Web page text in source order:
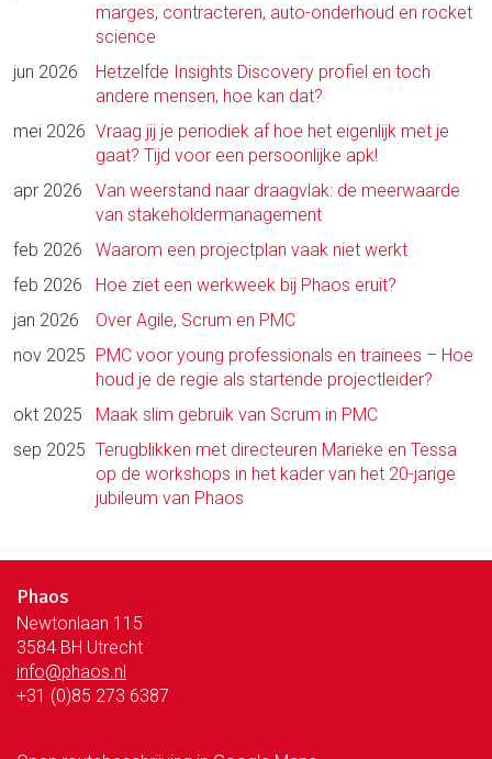
marges, contracteren, auto-onderhoud en rocket
science
jun 2026
Hetzelfde Insights Discovery profiel en toch
andere mensen, hoe kan dat?
mei 2026 Vraag jij je periodiek af hoe het eigenlijk met je
gaat? Tijd voor een persoonlijke apk!
apr 2026
Van weerstand naar draagvlak: de meerwaarde
van stakeholdermanagement
feb 2026
Waarom een projectplan vaak niet werkt
feb 2026
Hoe ziet een werkweek bij Phaos eruit?
jan 2026
Over Agile, Scrum en PMC
nov 2025 PMC voor young professionals en trainees – Hoe
houd je de regie als startende projectleider?
okt 2025
Maak slim gebruik van Scrum in PMC
sep 2025 Terugblikken met directeuren Marieke en Tessa
op de workshops in het kader van het 20-jarige
jubileum van Phaos
Phaos
Newtonlaan 115
3584 BH Utrecht
info@phaos.nl
+31 (0)85 273 6387